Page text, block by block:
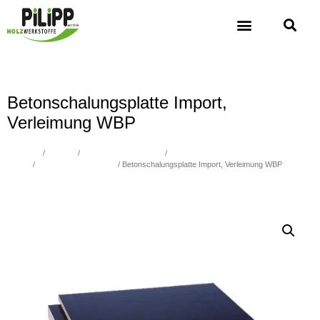
Betonschalungsplatte Import,
Verleimung WBP
/ / /
/ / Betonschalungsplatte Import, Verleimung WBP